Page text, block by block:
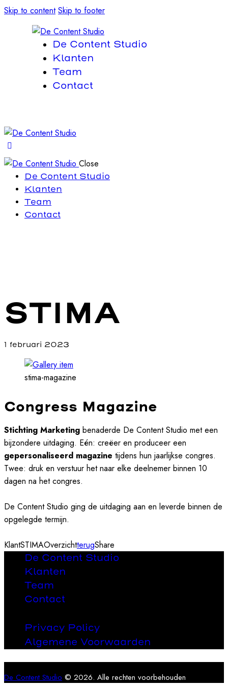
Skip to content Skip to footer
De Content Studio
Klanten
Team
Contact
Close
De Content Studio
Klanten
Team
Contact
STIMA
1 februari 2023
stima-magazine
Congress Magazine
Stichting Marketing benaderde De Content Studio met een
bijzondere uitdaging. Eén: creëer en produceer een
gepersonaliseerd magazine tijdens hun jaarlijkse congres.
Twee: druk en verstuur het naar elke deelnemer binnen 10
dagen na het congres.
De Content Studio ging de uitdaging aan en leverde binnen de
opgelegde termijn.
KlantSTIMAOverzichtterugShare
De Content Studio
Klanten
Team
Contact
Privacy Policy
Algemene Voorwaarden
De Content Studio © 2026. Alle rechten voorbehouden